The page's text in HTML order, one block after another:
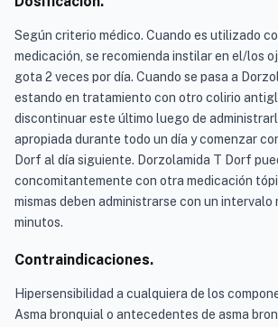
Según criterio médico. Cuando es utilizado
medicación, se recomienda instilar en el/los
gota 2 veces por día. Cuando se pasa a
estando en tratamiento con otro colirio
discontinuar este último luego de
apropiada durante todo un día y comenzar
Dorf al día siguiente. Dorzolamida T Dorf
concomitantemente con otra medicación
mismas deben administrarse con un intervalo
minutos.
Contraindicaciones.
Hipersensibilidad a cualquiera de los
Asma bronquial o antecedentes de asma